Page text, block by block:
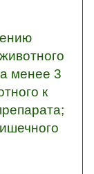
менее 3
к